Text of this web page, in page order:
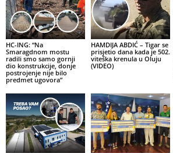
HC-ING: “Na
Smaragdnom mostu
radili smo samo gornji
dio konstrukcije, donje
postrojenje nije bilo
predmet ugovora”
HAMDIJA ABDIĆ – Tigar se
prisjetio dana kada je 502.
viteška krenula u Oluju
(VIDEO)